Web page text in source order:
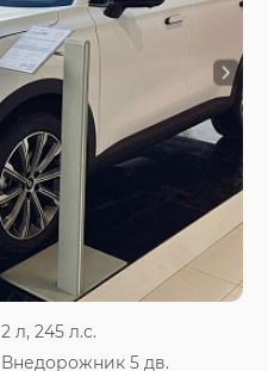
2 л, 245 л.с.
Внедорожник 5 дв.